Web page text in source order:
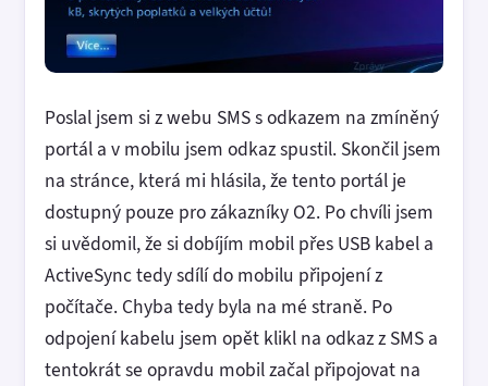
Poslal jsem si z webu SMS s odkazem na zmíněný
portál a v mobilu jsem odkaz spustil. Skončil jsem
na stránce, která mi hlásila, že tento portál je
dostupný pouze pro zákazníky O2. Po chvíli jsem
si uvědomil, že si dobíjím mobil přes USB kabel a
ActiveSync tedy sdílí do mobilu připojení z
počítače. Chyba tedy byla na mé straně. Po
odpojení kabelu jsem opět klikl na odkaz z SMS a
tentokrát se opravdu mobil začal připojovat na